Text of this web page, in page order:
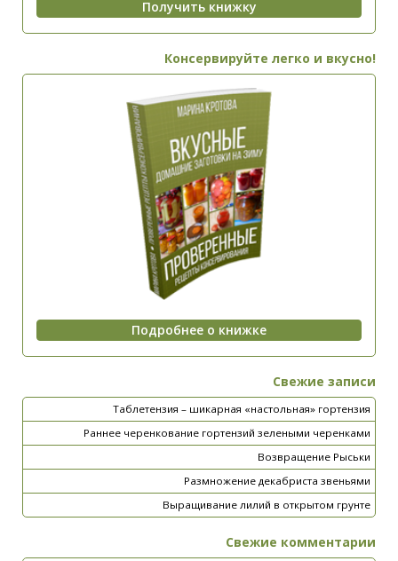
Консервируйте легко и вкусно!
Свежие записи
Таблетензия – шикарная «настольная» гортензия
Раннее черенкование гортензий зелеными черенками
Возвращение Рыськи
Размножение декабриста звеньями
Выращивание лилий в открытом грунте
Свежие комментарии